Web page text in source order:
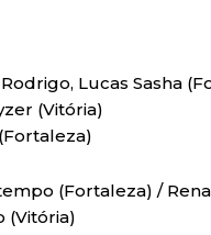
Lucas Sasha
(Vitória)
(Fortaleza) /
(Vitória)